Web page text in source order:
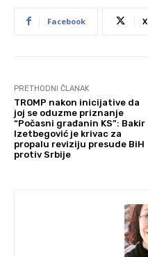
Facebook X
PRETHODNI ČLANAK
TROMP nakon inicijative da
joj se oduzme priznanje
“Počasni građanin KS”: Bakir
Izetbegović je krivac za
propalu reviziju presude BiH
protiv Srbije